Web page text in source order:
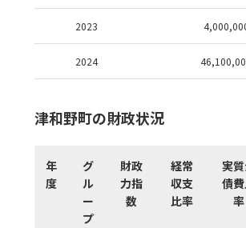
2023
2024
津和野町の財政状況
年
度
グ
ル
ー
プ
財政
力指
数
経常
収支
比率
実
債
率